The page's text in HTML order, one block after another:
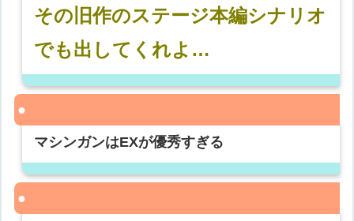
その旧作のステージ本編シナリオ
でも出してくれよ…
マシンガンはEXが優秀すぎる